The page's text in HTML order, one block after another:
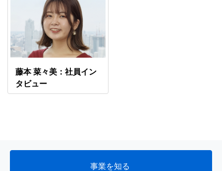
藤本 菜々美：社員イン
タビュー
事業を知る